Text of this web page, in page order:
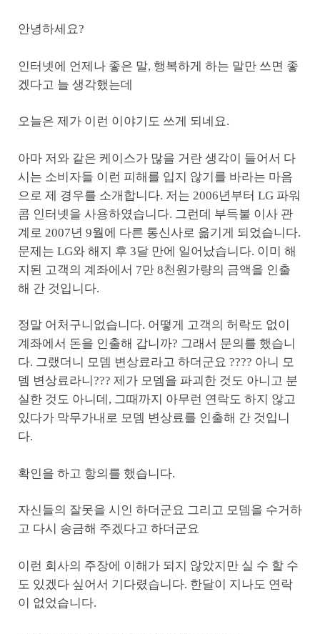
안녕하세요?
인터넷에 언제나 좋은 말, 행복하게 하는 말만 쓰면 좋
겠다고 늘 생각했는데
오늘은 제가 이런 이야기도 쓰게 되네요.
아마 저와 같은 케이스가 많을 거란 생각이 들어서 다
시는 소비자들 이런 피해를 입지 않기를 바라는 마음
으로 제 경우를 소개합니다. 저는 2006년부터 LG 파워
콤 인터넷을 사용하였습니다. 그런데 부득불 이사 관
계로 2007년 9월에 다른 통신사로 옮기게 되었습니다.
문제는 LG와 해지 후 3달 만에 일어났습니다. 이미 해
지된 고객의 계좌에서 7만 8천원가량의 금액을 인출
해 간 것입니다.
정말 어처구니없습니다. 어떻게 고객의 허락도 없이
계좌에서 돈을 인출해 갑니까? 그래서 문의를 했습니
다. 그랬더니 모뎀 변상료라고 하더군요 ???? 아니 모
뎀 변상료라니??? 제가 모뎀을 파괴한 것도 아니고 분
실한 것도 아니데, 그때까지 아무런 연락도 하지 않고
있다가 막무가내로 모뎀 변상료를 인출해 간 것입니
다.
확인을 하고 항의를 했습니다.
자신들의 잘못을 시인 하더군요 그리고 모뎀을 수거하
고 다시 송금해 주겠다고 하더군요
이런 회사의 주장에 이해가 되지 않았지만 실 수 할 수
도 있겠다 싶어서 기다렸습니다. 한달이 지나도 연락
이 없었습니다.